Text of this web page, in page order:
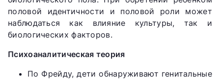
половой идентичности и половой роли может
наблюдаться как влияние культуры, так и
биологических факторов.
Психоаналитическая теория
По Фрейду, дети обнаруживают генитальные